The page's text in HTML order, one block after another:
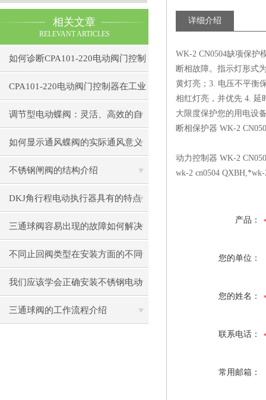
相关文章
RELEVANT ARTICLES
如何诊断CPA101-220电动阀门控制
器的通信故障？
CPA101-220电动阀门控制器在工业
自动化中的应用
调节型电动蝶阀：灵活、高效的自
动化解决方案
如何显示通风蝶阀的实际通风意义
不锈钢闸阀的结构介绍
DKJ角行程电动执行器具有的特点
三通球阀容易出现的故障如何解决
不同止回阀类型在安装方面的不同
之处
我们应该学会正确安装不锈钢电动
蝶阀
三通球阀的工作流程介绍
详细介绍
WK-2 CN0504缺项保护
断相故障。指示灯形式
黄灯亮； 3. 电压不平衡
相红灯亮，并优先 4. 延
大限度保护您的用电设
断相保护器 WK-2
动力控制器 WK-2
wk-2 cn0504 QXBH,*wk-
产品：
您的单位：
您的姓名：
联系电话：
常用邮箱：